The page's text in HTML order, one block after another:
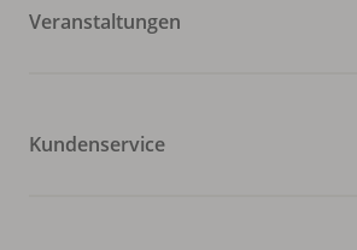
Veranstaltungen
Kundenservice